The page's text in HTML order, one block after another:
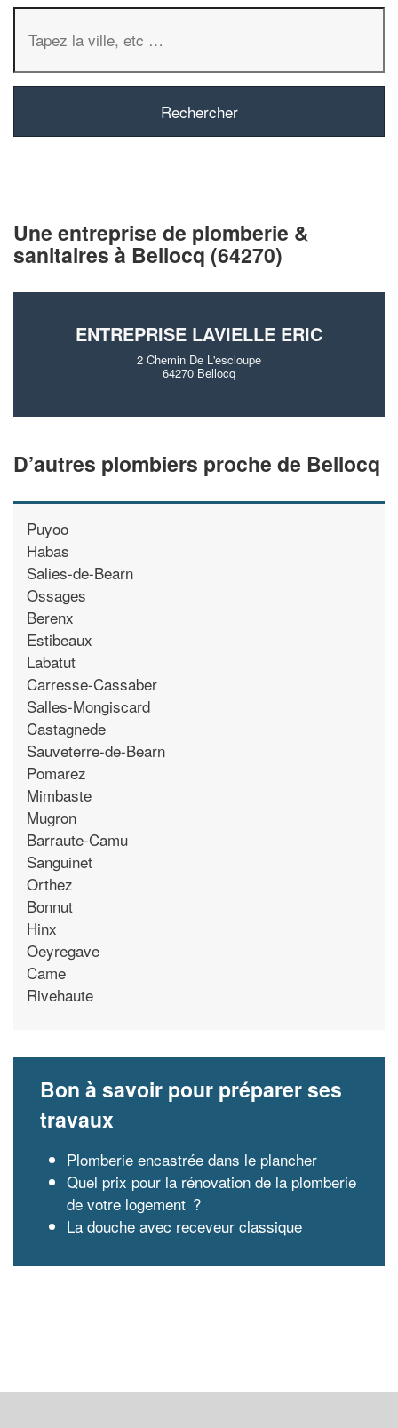
Une entreprise de plomberie &
sanitaires à Bellocq (64270)
ENTREPRISE LAVIELLE ERIC
2 Chemin De L'escloupe
64270 Bellocq
D’autres plombiers proche de Bellocq
Puyoo
Habas
Salies-de-Bearn
Ossages
Berenx
Estibeaux
Labatut
Carresse-Cassaber
Salles-Mongiscard
Castagnede
Sauveterre-de-Bearn
Pomarez
Mimbaste
Mugron
Barraute-Camu
Sanguinet
Orthez
Bonnut
Hinx
Oeyregave
Came
Rivehaute
Bon à savoir pour préparer ses
travaux
Plomberie encastrée dans le plancher
Quel prix pour la rénovation de la plomberie
de votre logement ?
La douche avec receveur classique
✕
Vous êtes un
vosmargestout en gagnant
nouveaux clients
En savoir plus